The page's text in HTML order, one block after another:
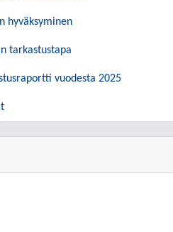
hyväksyminen
tarkastustapa
vuodesta 2025